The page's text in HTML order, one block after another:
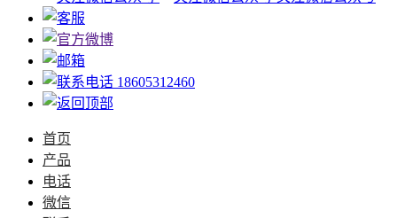
18605312460
首页
产品
电话
微信